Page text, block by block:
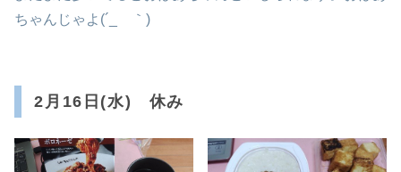
ちゃんじゃよ(´_ゝ｀)
2月16日(水) 休み